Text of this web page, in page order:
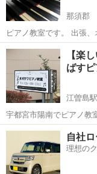
那須郡
ピアノ教室です。 出張、オンライ
案内 詳しくは、ホームページをご覧ください。 月謝は 40分×3回
8000円、 50分×3回
栃木 那須郡 ピア
【楽
ばす
江曽島駅
宇都宮市陽南でピアノ教室を開いてい
ピアノ発表会「リトル・
徒さん全員がソロ演奏や連弾を経
～高校3年生 ...
栃木 宇都宮市
自社
理想の